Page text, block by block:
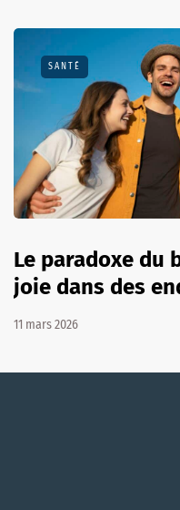
SANTÉ
Le paradoxe du
joie dans des
11 mars 2026